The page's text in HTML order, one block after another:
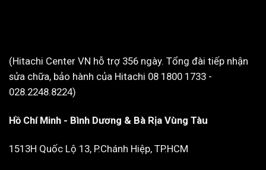
(Hitachi Center VN hỗ trợ 356 ngày. Tổng đài tiếp nhận
sửa chữa, bảo hành của Hitachi 08 1800 1733 -
028.2248.8224)
Hồ Chí Minh - Bình Dương & Bà Rịa Vùng Tàu
1513H Quốc Lộ 13, P.Chánh Hiệp, TP.HCM